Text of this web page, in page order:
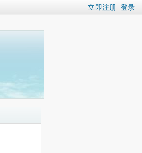
立即注册 登录